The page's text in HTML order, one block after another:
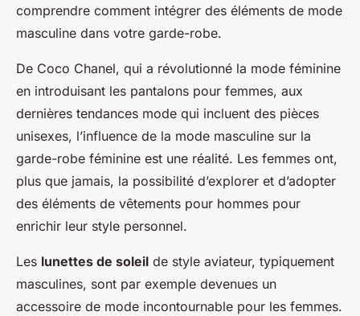
comprendre comment intégrer des éléments de mode
masculine dans votre garde-robe.
De Coco Chanel, qui a révolutionné la mode féminine
en introduisant les pantalons pour femmes, aux
dernières tendances mode qui incluent des pièces
unisexes, l’influence de la mode masculine sur la
garde-robe féminine est une réalité. Les femmes ont,
plus que jamais, la possibilité d’explorer et d’adopter
des éléments de vêtements pour hommes pour
enrichir leur style personnel.
Les lunettes de soleil de style aviateur, typiquement
masculines, sont par exemple devenues un
accessoire de mode incontournable pour les femmes.